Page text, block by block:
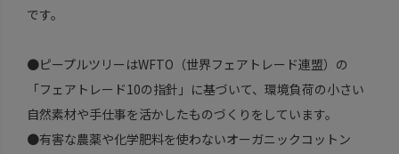
です。
●ピープルツリーはWFTO（世界フェアトレード連盟）の
「フェアトレード10の指針」に基づいて、環境負荷の小さい
自然素材や手仕事を活かしたものづくりをしています。
●有害な農薬や化学肥料を使わないオーガニックコットン